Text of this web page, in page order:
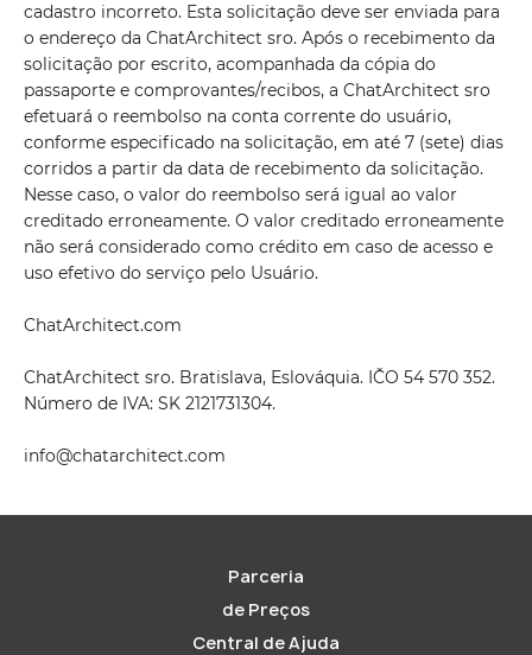
cadastro incorreto. Esta solicitação deve ser enviada para
o endereço da ChatArchitect sro. Após o recebimento da
solicitação por escrito, acompanhada da cópia do
passaporte e comprovantes/recibos, a ChatArchitect sro
efetuará o reembolso na conta corrente do usuário,
conforme especificado na solicitação, em até 7 (sete) dias
corridos a partir da data de recebimento da solicitação.
Nesse caso, o valor do reembolso será igual ao valor
creditado erroneamente. O valor creditado erroneamente
não será considerado como crédito em caso de acesso e
uso efetivo do serviço pelo Usuário.
ChatArchitect.com
ChatArchitect sro. Bratislava, Eslováquia. IČO 54 570 352.
Número de IVA: SK 2121731304.
info@chatarchitect.com
Parceria
de Preços
Central de Ajuda